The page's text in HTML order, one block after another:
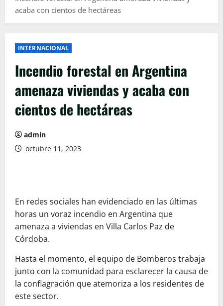
acaba con cientos de hectáreas
INTERNACIONAL
Incendio forestal en Argentina
amenaza viviendas y acaba con
cientos de hectáreas
admin
octubre 11, 2023
En redes sociales han evidenciado en las últimas
horas un voraz incendio en Argentina que
amenaza a viviendas en Villa Carlos Paz de
Córdoba.
Hasta el momento, el equipo de Bomberos trabaja
junto con la comunidad para esclarecer la causa de
la conflagración que atemoriza a los residentes de
este sector.